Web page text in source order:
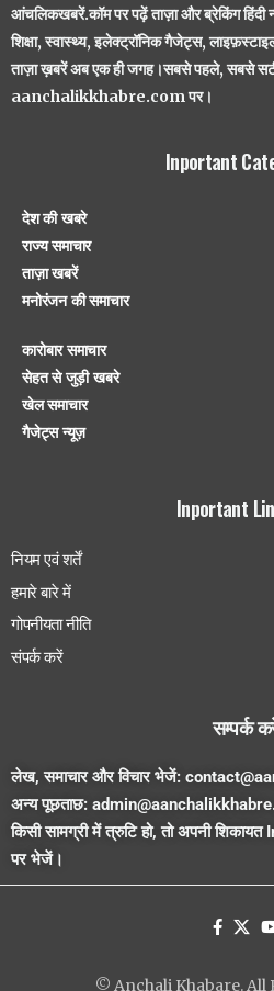
आंचलिकखबरें.कॉम पर पढ़ें ताज़ा और ब्रेकिंग हिंदी
शिक्षा, स्वास्थ्य, इलेक्ट्रॉनिक गैजेट्स,
ताज़ा ख़बरें अब एक ही जगह।सबसे पहले, सबसे
aanchalikkhabre.com पर।
Inportant
देश की खबरे
राज्य समाचार
ताज़ा खबरें
मनोरंजन की समाचार
कारोबार समाचार
सेहत से जुड़ी खबरे
खेल समाचार
गैजेट्स न्यूज़
Inportant
नियम एवं शर्तें
हमारे बारे में
गोपनीयता नीति
संपर्क करें
सम्पर्क
लेख, समाचार और विचार भेजें:
अन्य पूछताछ:
किसी सामग्री में त्रुटि हो, तो अपनी शिकायत
पर भेजें।
© Anchali Khabare. All